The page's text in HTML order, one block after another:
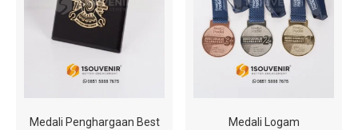
Medali Penghargaan Best
Medali Logam